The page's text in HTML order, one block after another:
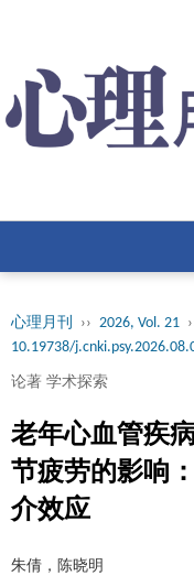
心理月刊 ›› 2026, Vol. 21
10.19738/
论著 学术探索
老年心血管疾
节疲劳的影响
介效应
朱倩，陈晓明